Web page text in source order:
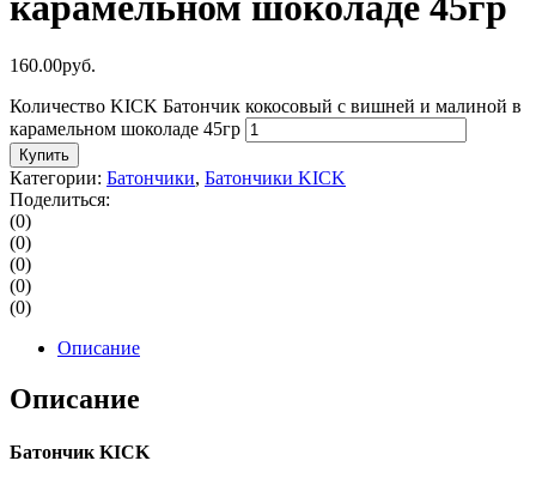
160.00руб.
Количество KICK Батончик кокосовый с вишней и малиной в
карамельном шоколаде 45гр
Купить
Категории: Батончики, Батончики KICK
Поделиться:
(0)
(0)
(0)
(0)
(0)
Описание
Описание
Батончик KICK